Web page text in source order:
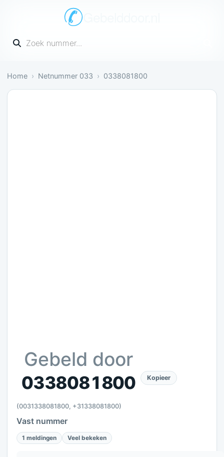
Gebelddoor.nl
Vul een telefoonnummer in
Home Netnummer 033 0338081800
Gebeld door
0338081800
(0031338081800, +31338081800)
Kopieer
Vast nummer
1 meldingen Veel bekeken